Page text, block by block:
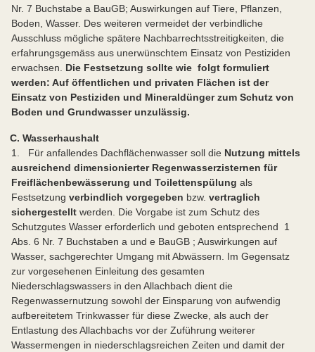
Nr. 7 Buchstabe a BauGB; Auswirkungen auf Tiere, Pflanzen,
Boden, Wasser. Des weiteren vermeidet der verbindliche
Ausschluss mögliche spätere Nachbarrechtsstreitigkeiten, die
erfahrungsgemäss aus unerwünschtem Einsatz von Pestiziden
erwachsen. Die Festsetzung sollte wie folgt formuliert
werden: Auf öffentlichen und privaten Flächen ist der
Einsatz von Pestiziden und Mineraldünger zum Schutz von
Boden und Grundwasser unzulässig.
C. Wasserhaushalt
1. Für anfallendes Dachflächenwasser soll die Nutzung mittels
ausreichend dimensionierter Regenwasserzisternen für
Freiflächenbewässerung und Toilettenspülung als
Festsetzung verbindlich vorgegeben bzw. vertraglich
sichergestellt werden. Die Vorgabe ist zum Schutz des
Schutzgutes Wasser erforderlich und geboten entsprechend 1
Abs. 6 Nr. 7 Buchstaben a und e BauGB ; Auswirkungen auf
Wasser, sachgerechter Umgang mit Abwässern. Im Gegensatz
zur vorgesehenen Einleitung des gesamten
Niederschlagswassers in den Allachbach dient die
Regenwassernutzung sowohl der Einsparung von aufwendig
aufbereitetem Trinkwasser für diese Zwecke, als auch der
Entlastung des Allachbachs vor der Zuführung weiterer
Wassermengen in niederschlagsreichen Zeiten und damit der